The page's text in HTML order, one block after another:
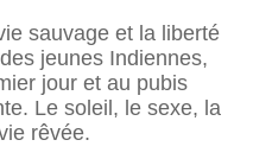
sauvage et la liberté
jeunes Indiennes,
jour et au pubis
Le soleil, le sexe, la
rêvée.